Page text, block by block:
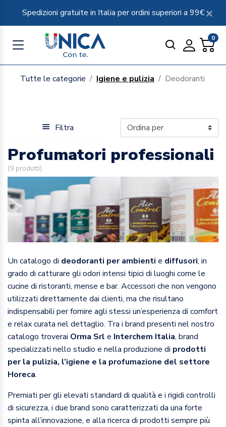
Spedizioni gratuite in Italia per ordini superiori a 99€
0
Tutte le categorie Igiene e pulizia Deodoranti
Filtra
Profumatori professionali
(9 prodotti)
Un catalogo di deodoranti per ambienti e diffusori, in
grado di catturare gli odori intensi tipici di luoghi come le
cucine di ristoranti, mense e bar. Accessori che non vengono
utilizzati direttamente dai clienti, ma che risultano
indispensabili per fornire agli stessi un’esperienza di comfort
e relax curata nel dettaglio. Tra i brand presenti nel nostro
catalogo troverai Orma Srl e Interchem Italia, brand
specializzati nello studio e nella produzione di prodotti
per la pulizia, l’igiene e la profumazione del settore
Horeca.
Premiati per gli elevati standard di qualità e i rigidi controlli
di sicurezza, i due brand sono caratterizzati da una forte
spinta all’innovazione, e alla ricerca di prodotti sempre più